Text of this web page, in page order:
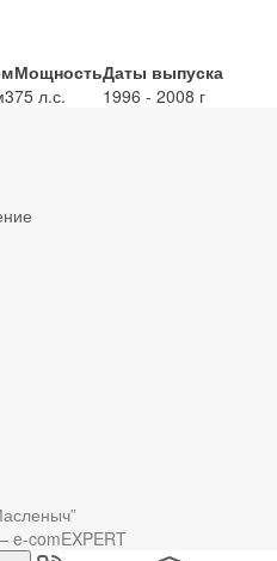
МощностьДаты выпуска
75 л.с.
1996 - 2008 г
e-comEXPERT